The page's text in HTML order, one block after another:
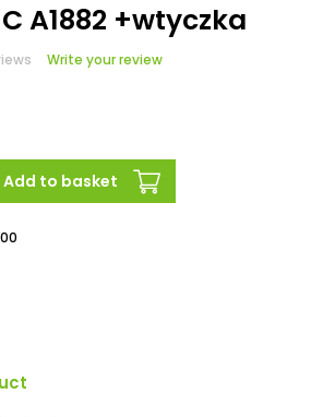
A1882 +wtyczka
Write your review
Add to basket